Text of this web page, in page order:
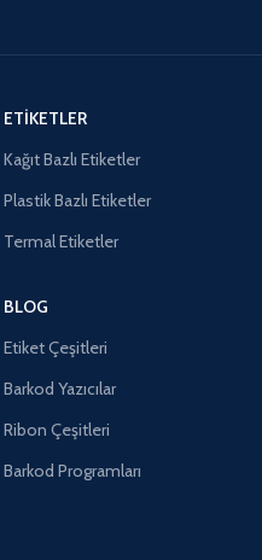
ETIKETLER
Kağıt Bazlı Etiketler
Plastik Bazlı Etiketler
Termal Etiketler
BLOG
Etiket Çeşitleri
Barkod Yazıcılar
Ribon Çeşitleri
Barkod Programları